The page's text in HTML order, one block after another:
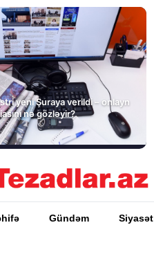
yeni Şuraya verildi – onlayn
nə gözləyir?
Gündəm Siyasət